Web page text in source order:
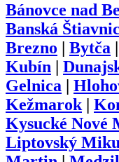
Bánovce nad
Banská
Brezno
Bytča
Kubín
Gelnica
Kežmarok|
Kysucké Nové
Liptovský